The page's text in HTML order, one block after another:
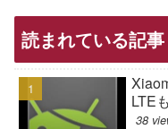
読まれている記事
LTE
38